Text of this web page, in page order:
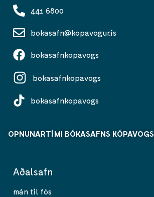
441 6800
bokasafn@kopavogur.is
bokasafnkopavogs
bokasafnkopavogs
bokasafnkopavogs
OPNUNARTÍMI BÓKASAFNS KÓPAVOGS
Aðalsafn
mán til fös